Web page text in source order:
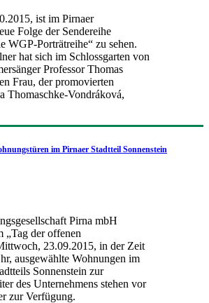
ist im Pirnaer
Folge der Sendereihe
WGP-Porträtreihe“ zu sehen.
hat sich im Schlossgarten von
Professor Thomas
Frau, der promovierten
Thomaschke-Vondráková,
im Pirnaer Stadtteil Sonnenstein
Pirna mbH
„Tag der offenen
23.09.2015, in der Zeit
ausgewählte Wohnungen im
Sonnenstein zur
des Unternehmens stehen vor
zur Verfügung.